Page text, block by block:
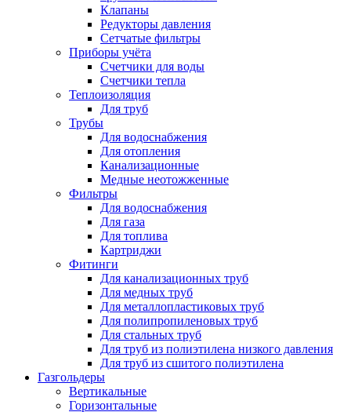
Клапаны
Редукторы давления
Сетчатые фильтры
Приборы учёта
Счетчики для воды
Счетчики тепла
Теплоизоляция
Для труб
Трубы
Для водоснабжения
Для отопления
Канализационные
Медные неотожженные
Фильтры
Для водоснабжения
Для газа
Для топлива
Картриджи
Фитинги
Для канализационных труб
Для медных труб
Для металлопластиковых труб
Для полипропиленовых труб
Для стальных труб
Для труб из полиэтилена низкого давления
Для труб из сшитого полиэтилена
Газгольдеры
Вертикальные
Горизонтальные